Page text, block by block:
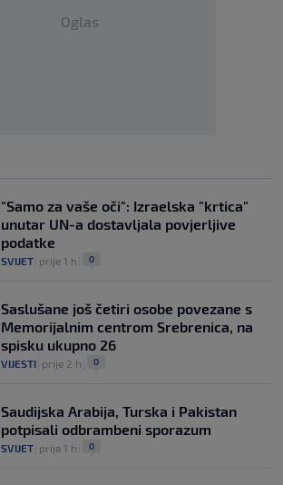
Oglas
"Samo za vaše oči": Izraelska "krtica"
unutar UN-a dostavljala povjerljive
podatke
SVIJET prije 1 h 0
Saslušane još četiri osobe povezane s
Memorijalnim centrom Srebrenica, na
spisku ukupno 26
VIJESTI prije 2 h 0
Saudijska Arabija, Turska i Pakistan
potpisali odbrambeni sporazum
SVIJET prije 1 h 0